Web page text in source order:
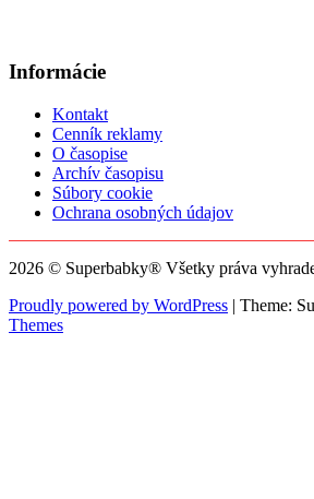
Informácie
Kontakt
Cenník reklamy
O časopise
Archív časopisu
Súbory cookie
Ochrana osobných údajov
2026 © Superbabky® Všetky práva
Proudly powered by WordPress | Theme:
Themes